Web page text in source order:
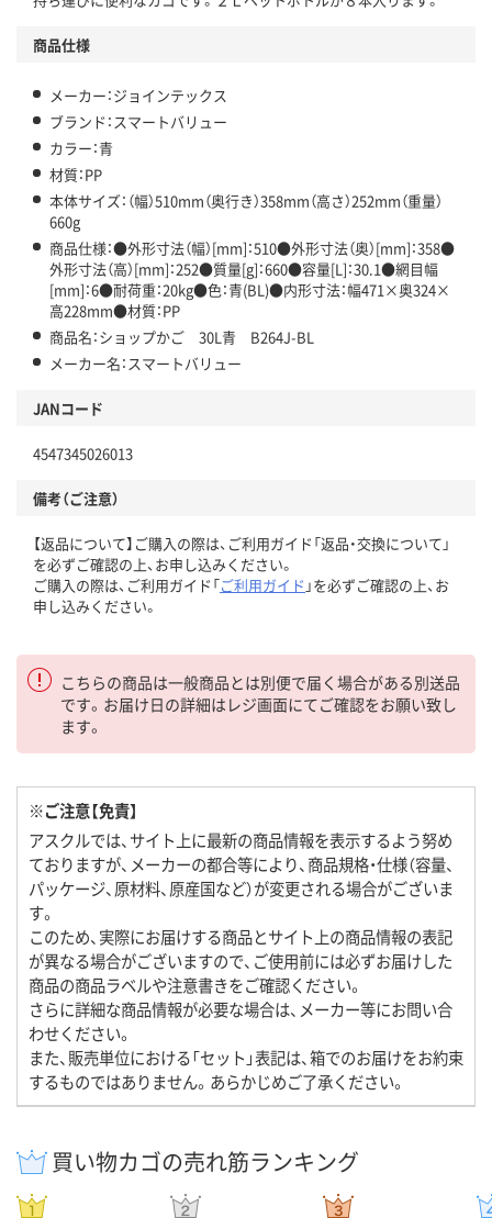
商品仕様
メーカー：ジョインテックス
ブランド：スマートバリュー
カラー：青
材質：PP
本体サイズ：（幅）510mm（奥行き）358mm（高さ）252mm（重量）
660g
商品仕様：●外形寸法（幅）[mm]：510●外形寸法（奥）[mm]：358●
外形寸法（高）[mm]：252●質量[g]：660●容量[L]：30.1●網目幅
[mm]：6●耐荷重：20kg●色：青(BL)●内形寸法：幅471×奥324×
高228mm●材質：PP
商品名：ショップかご 30L青 B264J-BL
メーカー名：スマートバリュー
JANコード
4547345026013
備考（ご注意）
【返品について】ご購入の際は、ご利用ガイド「返品・交換について」
を必ずご確認の上、お申し込みください。
ご購入の際は、ご利用ガイド「ご利用ガイド 」を必ずご確認の上、お
申し込みください。
こちらの商品は一般商品とは別便で届く場合がある別送品
です。お届け日の詳細はレジ画面にてご確認をお願い致し
ます。
※ご注意【免責】
アスクルでは、サイト上に最新の商品情報を表示するよう努め
ておりますが、メーカーの都合等により、商品規格・仕様（容量、
パッケージ、原材料、原産国など）が変更される場合がございま
す。
このため、実際にお届けする商品とサイト上の商品情報の表記
が異なる場合がございますので、ご使用前には必ずお届けした
商品の商品ラベルや注意書きをご確認ください。
さらに詳細な商品情報が必要な場合は、メーカー等にお問い合
わせください。
また、販売単位における「セット」表記は、箱でのお届けをお約束
するものではありません。あらかじめご了承ください。
買い物カゴの売れ筋ランキング